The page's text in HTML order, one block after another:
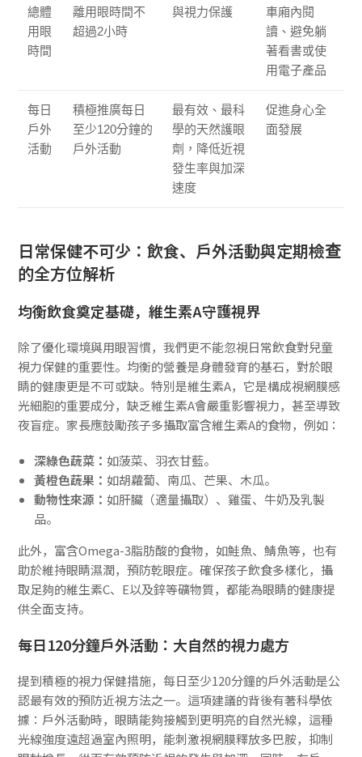
總體
用眼
時間
離用眼時間不
超過2小時
與視力保護
車廂內閱
讀、避免躺
著看書或使
用電子產品
每日
戶外
活動
積極推廣每日
至少120分鐘的
戶外活動
最有效、最科
學的天然護眼
劑，降低近視
發生率與加深
速度
促進身心全
面發展
日常保健不可少：飲食、戶外活動與定期檢查
的全方位解析
均衡飲食奠定基礎，維生素A守護視界
除了優化環境與用眼習慣，我們更不能忽視日常飲食對兒童
視力保健的重要性。均衡的營養是身體發育的基石，對於眼
睛的健康更是不可或缺。特別是維生素A，它是構成視網膜感
光細胞的重要成分，缺乏維生素A會嚴重影響視力，甚至導致
夜盲症。家長應鼓勵孩子多攝取富含維生素A的食物，例如：
深綠色蔬菜：如菠菜、羽衣甘藍。
黃橙色蔬果：如胡蘿蔔、南瓜、芒果、木瓜。
動物性來源：如肝臟（適量攝取）、雞蛋、牛奶及乳製
品。
此外，富含Omega-3脂肪酸的食物，如鮭魚、鯖魚等，也有
助於維持眼睛濕潤，預防乾眼症。確保孩子飲食多樣化，攝
取足夠的維生素C、E以及鋅等礦物質，都能為眼睛的健康提
供全面支持。
每日120分鐘戶外活動：大自然的視力處方
提到積極的視力保健措施，每日至少120分鐘的戶外活動是公
認最有效的預防近視方法之一。這項建議的背後有著科學依
據：戶外活動時，眼睛能夠接觸到更明亮的自然光線，這種
光線強度遠超過室內照明，能刺激視網膜釋放多巴胺，抑制